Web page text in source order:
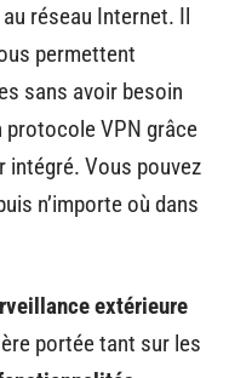
réseau Internet. Il
permettent
sans avoir besoin
protocole VPN grâce
intégré. Vous pouvez
n’importe où dans
extérieure
portée tant sur les